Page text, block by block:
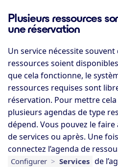
Plusieurs ressources
une réservation
Un service nécessite souvent
ressources soient
que cela fonctionne, le
ressources requises sont
réservation. Pour mettre
plusieurs agendas de type
dépend. Vous pouvez le faire
de services ou après. Une
connectez l’agenda de
Configurer > Services de